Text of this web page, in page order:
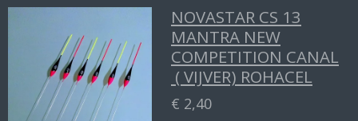
NOVASTAR CS 13
MANTRA NEW
COMPETITION CANAL
( VIJVER) ROHACEL
€ 2,40